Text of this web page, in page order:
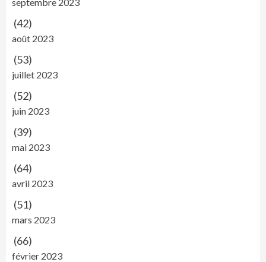
(42)
août 2023
(53)
juillet 2023
(52)
juin 2023
(39)
mai 2023
(64)
avril 2023
(51)
mars 2023
(66)
février 2023